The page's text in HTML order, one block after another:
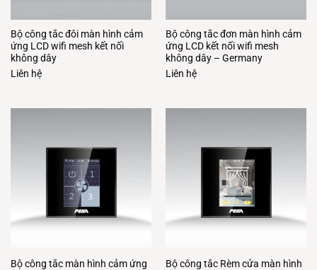
Bộ công tắc đôi màn hình cảm
ứng LCD wifi mesh kết nối
không dây
Liên hệ
Bộ công tắc đơn màn hình cảm
ứng LCD kết nối wifi mesh
không dây – Germany
Liên hệ
Bộ công tắc màn hình cảm ứng
Bộ công tắc Rèm cửa màn hình